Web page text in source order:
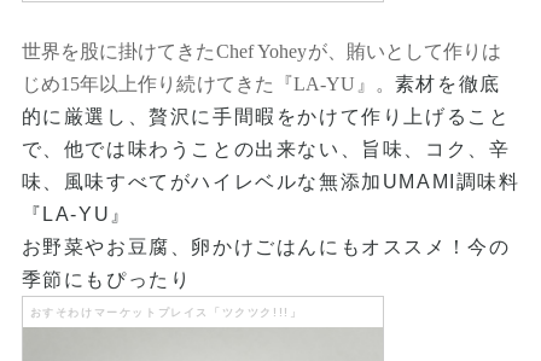
世界を股に掛けてきたChef Yoheyが、賄いとして作りは
じめ15年以上作り続けてきた『LA-YU』。 素材を徹底
的に厳選し、贅沢に手間暇をかけて作り上げること
で、他では味わうことの出来ない、旨味、コク、辛
味、風味すべてがハイレベルな無添加UMAMI調味料
『LA-YU』
お野菜やお豆腐、卵かけごはんにもオススメ！今の
季節にもぴったり
おすそわけマーケットプレイス「ツクツク!!!」